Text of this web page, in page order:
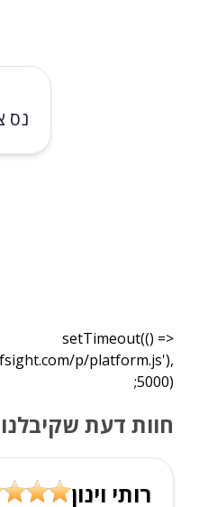
נס
setTimeout(() =>
p/platform.js'),